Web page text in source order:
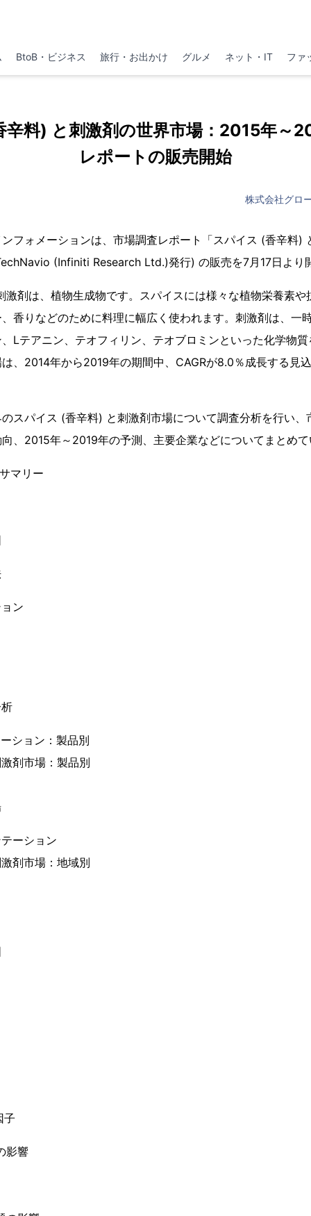
BtoB・ビジネス 旅行・お出かけ グルメ ネット・IT ファ
辛料) と刺激剤の世界市場：2015年～
レポートの販売開始
株式会社グロ
フォメーションは、市場調査レポート「スパイス (香辛料)
(Infiniti Research Ltd.)発行) の販売を7月17日より
剤は、植物生成物です。スパイスには様々な植物栄養素や
香りなどのために料理に幅広く使われます。刺激剤は、一
Lテアニン、テオフィリン、テオブロミンといった化学物
、2014年から2019年の期間中、CAGRが8.0％成長する見
スパイス (香辛料) と刺激剤市場について調査分析を行い、
、2015年～2019年の予測、主要企業などについてまとめ
マリー
ン
ション：製品別
剤市場：製品別
ーション
剤市場：地域別
子
影響